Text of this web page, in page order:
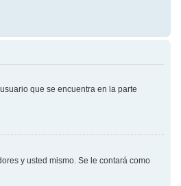
que se encuentra en la parte
y usted mismo. Se le contará como